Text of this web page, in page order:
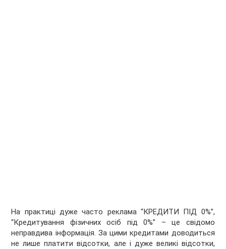
На практиці дуже часто реклама “КРЕДИТИ ПІД 0%”,
“Кредитування фізичних осіб під 0%” – це свідомо
неправдива інформація. За цими кредитами доводиться
не лише платити відсотки, але і дуже великі відсотки,